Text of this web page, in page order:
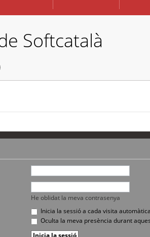
Softcatalà
He oblidat la meva contrasenya
Inicia la sessió a cada visita
Oculta la meva presència durant